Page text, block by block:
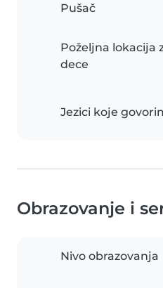
Pušač
Poželjna lokacija
dece
Jezici koje
Obrazovanje i
Nivo obrazovanja